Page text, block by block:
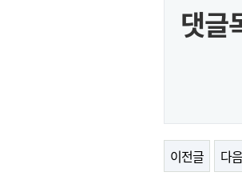
댓글
이전글 다